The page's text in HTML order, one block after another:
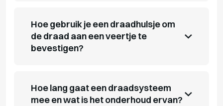
Hoe gebruik je een draadhulsje om
de draad aan een veertje te
bevestigen?
Hoe lang gaat een draadsysteem
mee en wat is het onderhoud ervan?